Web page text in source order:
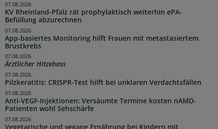
KV Rheinland-Pfalz rät prophylaktisch weiterhin ePA-
Befüllung abzurechnen
07.08.2026
App-basiertes Monitoring hilft Frauen mit metastasiertem
Brustkrebs
07.08.2026
Ärztlicher Hitzehass
07.08.2026
Pilzkeratitis: CRISPR-Test hilft bei unklaren Verdachtsfällen
07.08.2026
Anti-VEGF-Injektionen: Versäumte Termine kosten nAMD-
Patienten wohl Sehschärfe
07.08.2026
Vegetarische und vegane Ernährung bei Kindern mit
07.08.2026